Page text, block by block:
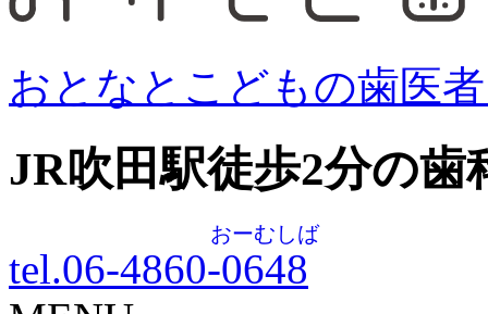
おとなとこどもの歯医
JR吹田駅徒歩2分の歯
tel.06-4860-0648
おーむしば